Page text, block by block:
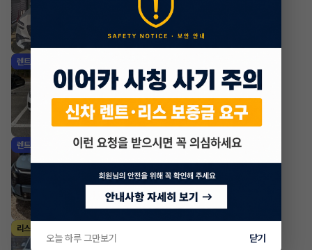
1,112,190 원 X
15,000,000원
조회 1,151방금전
렌트
2026년 1.6 가솔린 터보 2WD 시그니처
월 532,180원 X 47개월
지원금1,000,000원
조회 1,361 방금전
렌트 기아 스포티지
월726,440원 X47개월
조회 657방금전
리스
2022년
오늘 하루 그만보기 닫기